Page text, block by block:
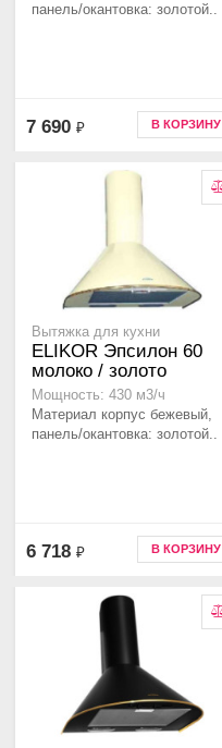
панель/окантовка: золотой..
7 690 ₽ В КОРЗИНУ
Вытяжка для кухни
ELIKOR Эпсилон 60
молоко / золото
Мощность: 430 м3/ч
Материал корпус бежевый,
панель/окантовка: золотой..
6 718 ₽ В КОРЗИНУ